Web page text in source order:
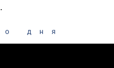
дня